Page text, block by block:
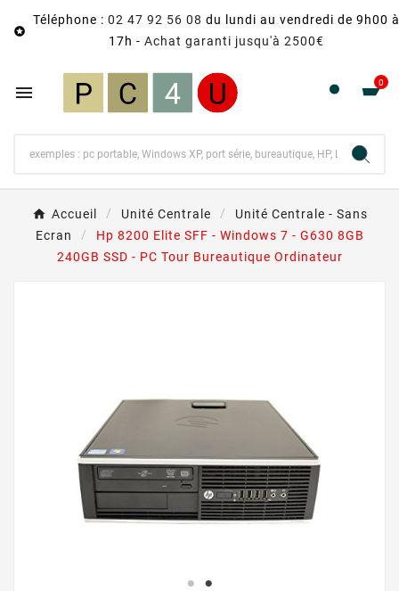

Téléphone : 02 47 92 56 08 du lundi au vendredi de 9h00 à
17h - Achat garanti jusqu'à 2500€
 0
Accueil Unité Centrale
Unité Centrale - Sans
Ecran
Hp 8200 Elite SFF - Windows 7 - G630 8GB
240GB SSD - PC Tour Bureautique Ordinateur